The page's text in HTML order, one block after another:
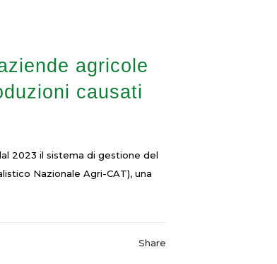
agricole
causati
2023 il sistema di gestione del
Nazionale Agri-CAT), una
Share